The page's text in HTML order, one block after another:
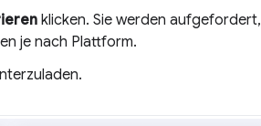
klicken. Sie werden aufgefordert,
je nach Plattform.